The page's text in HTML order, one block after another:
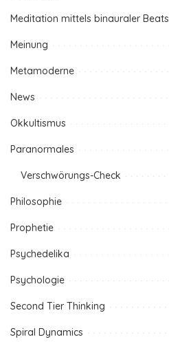
Meditation mittels binauraler Beats
Meinung
Metamoderne
News
Okkultismus
Paranormales
Verschwörungs-Check
Philosophie
Prophetie
Psychedelika
Psychologie
Second Tier Thinking
Spiral Dynamics